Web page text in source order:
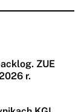
ZUE
r.